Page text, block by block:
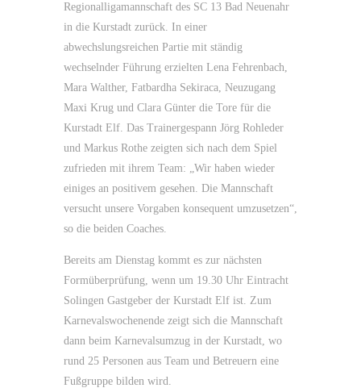
Regionalligamannschaft des SC 13 Bad Neuenahr
in die Kurstadt zurück. In einer
abwechslungsreichen Partie mit ständig
wechselnder Führung erzielten Lena Fehrenbach,
Mara Walther, Fatbardha Sekiraca, Neuzugang
Maxi Krug und Clara Günter die Tore für die
Kurstadt Elf. Das Trainergespann Jörg Rohleder
und Markus Rothe zeigten sich nach dem Spiel
zufrieden mit ihrem Team: „Wir haben wieder
einiges an positivem gesehen. Die Mannschaft
versucht unsere Vorgaben konsequent umzusetzen“,
so die beiden Coaches.
Bereits am Dienstag kommt es zur nächsten
Formüberprüfung, wenn um 19.30 Uhr Eintracht
Solingen Gastgeber der Kurstadt Elf ist. Zum
Karnevalswochenende zeigt sich die Mannschaft
dann beim Karnevalsumzug in der Kurstadt, wo
rund 25 Personen aus Team und Betreuern eine
Fußgruppe bilden wird.